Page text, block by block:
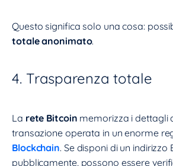
Questo significa solo una cosa:
totale anonimato.
4. Trasparenza totale
La rete Bitcoin memorizza i dettagli
transazione operata in un enorme
Blockchain. Se disponi di un indirizzo
pubblicamente, possono essere